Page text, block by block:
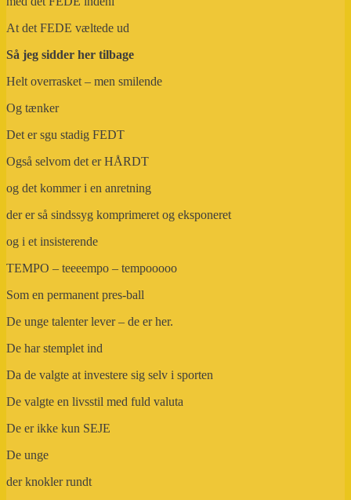
At det FEDE væltede ud
Så jeg sidder her tilbage
Helt overrasket – men smilende
Og tænker
Det er sgu stadig FEDT
Også selvom det er HÅRDT
og det kommer i en anretning
der er så sindssyg komprimeret og eksponeret
og i et insisterende
TEMPO – teeeempo – tempooooo
Som en permanent pres-ball
De unge talenter lever – de er her.
De har stemplet ind
Da de valgte at investere sig selv i sporten
De valgte en livsstil med fuld valuta
De er ikke kun SEJE
De unge
der knokler rundt